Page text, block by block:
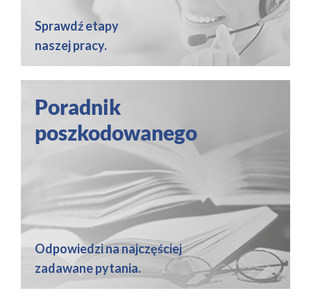
Sprawdź etapy
naszej pracy.
Poradnik
poszkodowanego
Odpowiedzi na najczęściej
zadawane pytania.